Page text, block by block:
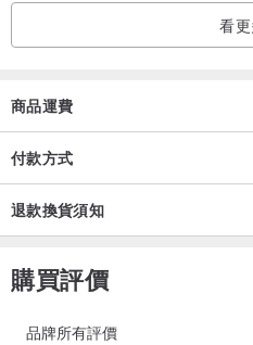
歡迎追蹤陶藝帳號，關注更多陶藝
看
商品運費
付款方式
退款換貨須知
購買評價
品牌所有評價